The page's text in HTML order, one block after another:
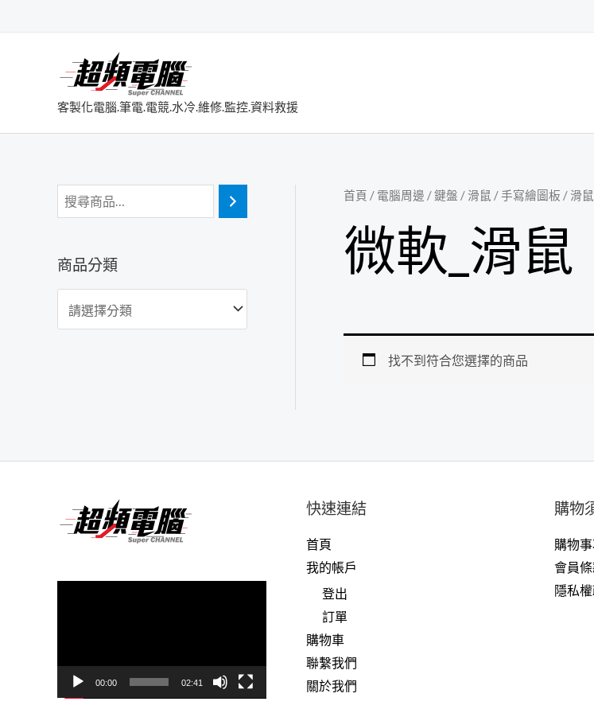
客製化電腦.筆電.電競.水冷.維修.監控.資料救援
商品分類
首頁 / 電腦周邊 /鍵盤 / 滑鼠 / 手寫繪圖板 / 滑鼠
微軟_滑鼠
找不到符合您選擇的商品
00:00 02:41
快速連結
首頁
我的帳戶
登出
訂單
購物車
聯繫我們
關於我們
購物
購物
會員
隱私